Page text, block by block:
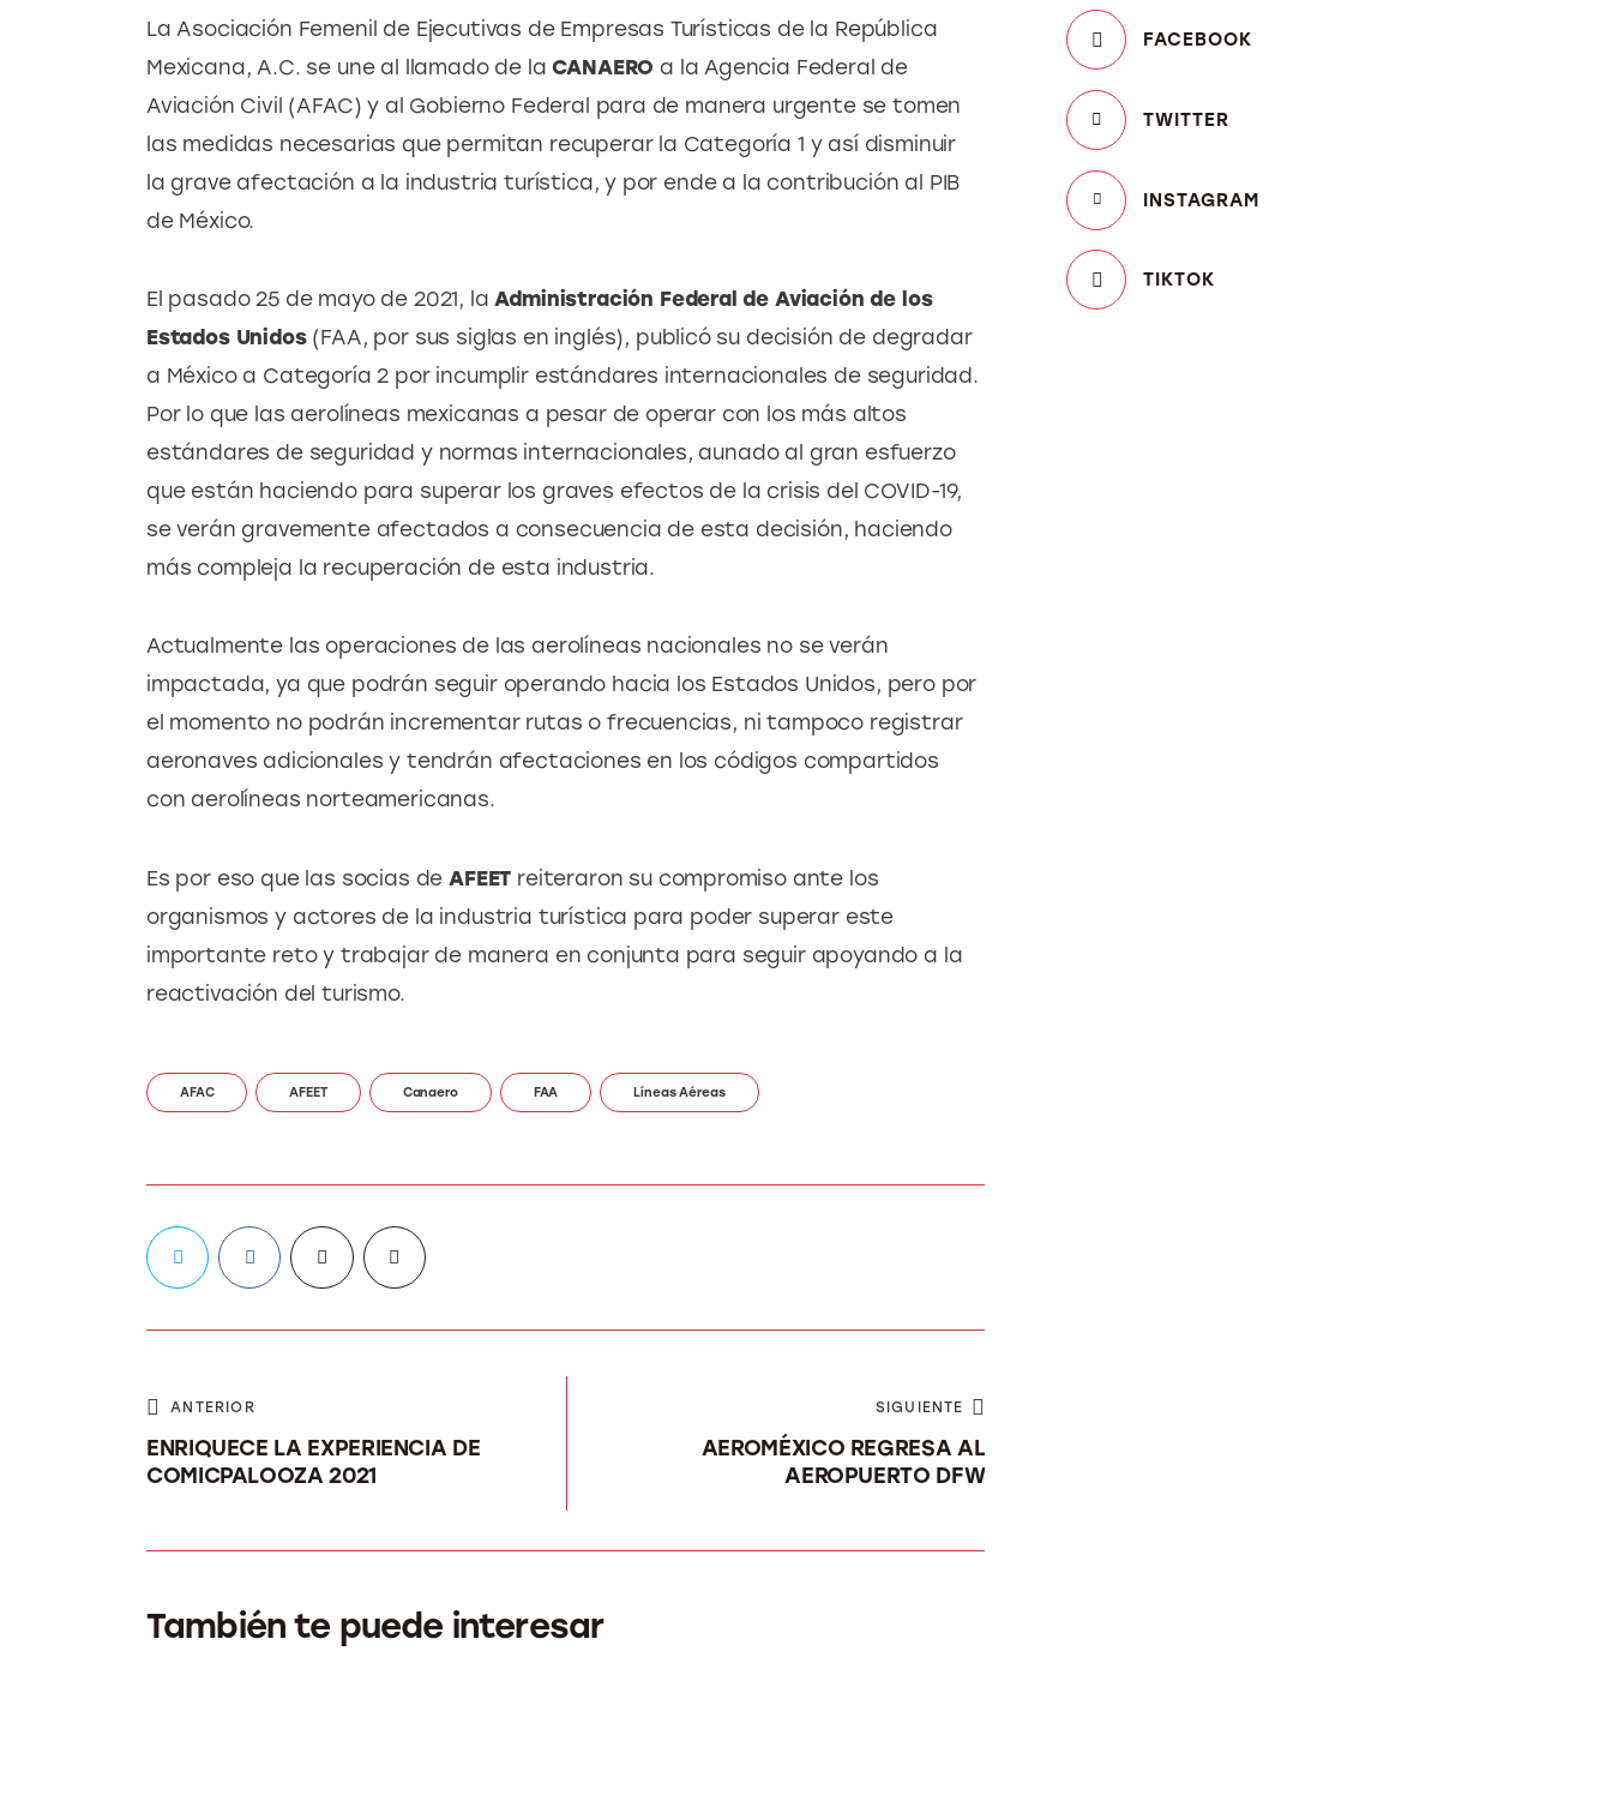
La Asociación Femenil de Ejecutivas de Empresas Turísticas de la República
Mexicana, A.C. se une al llamado de la CANAERO a la Agencia Federal de
Aviación Civil (AFAC) y al Gobierno Federal para de manera urgente se tomen
las medidas necesarias que permitan recuperar la Categoría 1 y así disminuir
la grave afectación a la industria turística, y por ende a la contribución al PIB
de México.
El pasado 25 de mayo de 2021, la Administración Federal de Aviación de los
Estados Unidos (FAA, por sus siglas en inglés), publicó su decisión de degradar
a México a Categoría 2 por incumplir estándares internacionales de seguridad.
Por lo que las aerolíneas mexicanas a pesar de operar con los más altos
estándares de seguridad y normas internacionales, aunado al gran esfuerzo
que están haciendo para superar los graves efectos de la crisis del COVID-19,
se verán gravemente afectados a consecuencia de esta decisión, haciendo
más compleja la recuperación de esta industria.
Actualmente las operaciones de las aerolíneas nacionales no se verán
impactada, ya que podrán seguir operando hacia los Estados Unidos, pero por
el momento no podrán incrementar rutas o frecuencias, ni tampoco registrar
aeronaves adicionales y tendrán afectaciones en los códigos compartidos
con aerolíneas norteamericanas.
Es por eso que las socias de AFEET reiteraron su compromiso ante los
organismos y actores de la industria turística para poder superar este
importante reto y trabajar de manera en conjunta para seguir apoyando a la
reactivación del turismo.
AFAC AFEET Canaero FAA Líneas Aéreas
ANTERIOR
ENRIQUECE LA EXPERIENCIA DE
COMICPALOOZA 2021
SIGUIENTE
AEROMÉXICO REGRESA AL
AEROPUERTO DFW
También te puede interesar
FACEBOOK
TWITTER
INSTAGRAM
TIKTOK